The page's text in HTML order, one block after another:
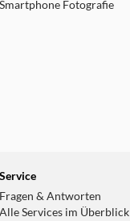
Smartphone Fotografie
Service
Fragen & Antworten
Alle Services im Überblick